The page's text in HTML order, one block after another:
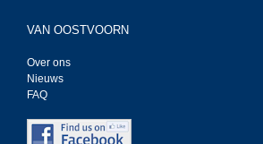
VAN OOSTVOORN
Over ons
Nieuws
FAQ